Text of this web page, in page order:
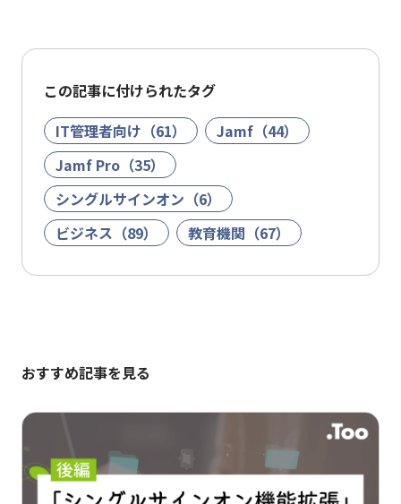
この記事に付けられたタグ
IT管理者向け（61）
Jamf（44）
Jamf Pro（35）
シングルサインオン（6）
ビジネス（89）
教育機関（67）
おすすめ記事を見る